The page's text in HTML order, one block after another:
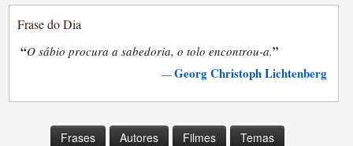
Frase do Dia
“O sábio procura a sabedoria, o tolo encontrou-a.”
—Georg Christoph Lichtenberg
Frases Autores Filmes Temas